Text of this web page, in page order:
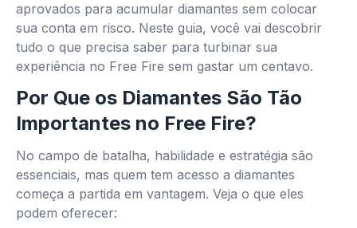
aprovados para acumular diamantes sem colocar
sua conta em risco. Neste guia, você vai descobrir
tudo o que precisa saber para turbinar sua
experiência no Free Fire sem gastar um centavo.
Por Que os Diamantes São Tão
Importantes no Free Fire?
No campo de batalha, habilidade e estratégia são
essenciais, mas quem tem acesso a diamantes
começa a partida em vantagem. Veja o que eles
podem oferecer: